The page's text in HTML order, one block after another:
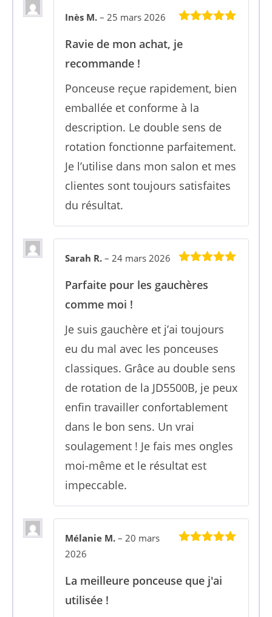
Inès M. – 25 mars 2026
Ravie de mon achat, je
recommande !
Ponceuse reçue rapidement, bien
emballée et conforme à la
description. Le double sens de
rotation fonctionne parfaitement.
Je l’utilise dans mon salon et mes
clientes sont toujours satisfaites
du résultat.
Sarah R. – 24 mars 2026
Parfaite pour les gauchères
comme moi !
Je suis gauchère et j’ai toujours
eu du mal avec les ponceuses
classiques. Grâce au double sens
de rotation de la JD5500B, je peux
enfin travailler confortablement
dans le bon sens. Un vrai
soulagement ! Je fais mes ongles
moi-même et le résultat est
impeccable.
Mélanie M. – 20 mars
2026
La meilleure ponceuse que j'ai
utilisée !